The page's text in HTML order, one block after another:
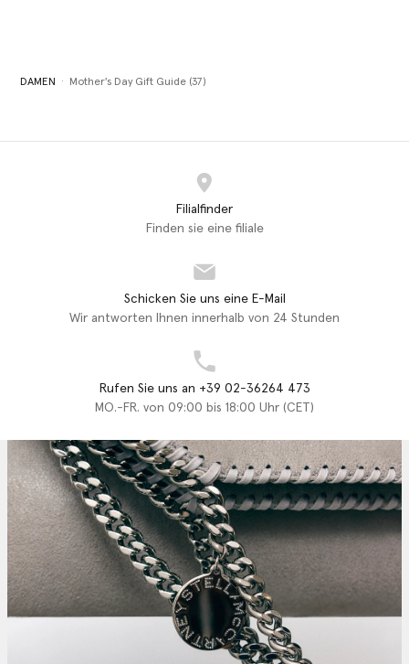
DAMEN Mother's Day Gift Guide (37)
Filialfinder
Finden sie eine filiale
Schicken Sie uns eine E-Mail
Wir antworten Ihnen innerhalb von 24 Stunden
Rufen Sie uns an +39 02-36264 473
MO.-FR. von 09:00 bis 18:00 Uhr (CET)